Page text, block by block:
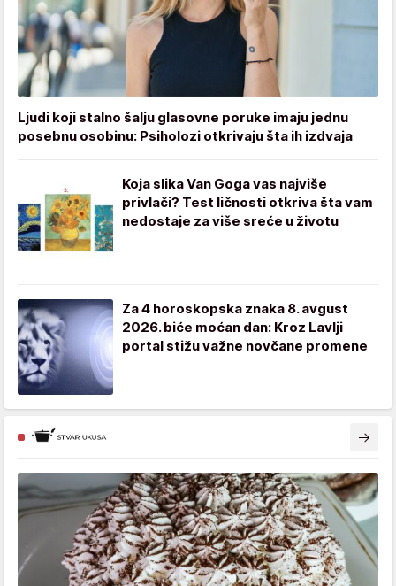
Ljudi koji stalno šalju glasovne poruke imaju jednu
posebnu osobinu: Psiholozi otkrivaju šta ih izdvaja
Koja slika Van Goga vas najviše
privlači? Test ličnosti otkriva šta vam
nedostaje za više sreće u životu
Za 4 horoskopska znaka 8. avgust
2026. biće moćan dan: Kroz Lavlji
portal stižu važne novčane promene